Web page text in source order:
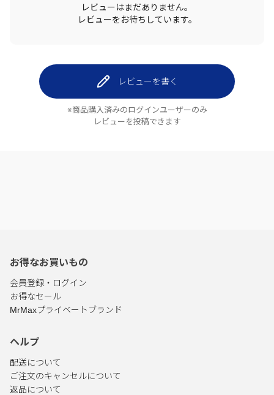
レビューはまだありません。
レビューをお待ちしています。
レビューを書く
※商品購入済みのログインユーザーのみ
レビューを投稿できます
お得なお買いもの
会員登録・ログイン
お得なセール
MrMaxプライベートブランド
ヘルプ
配送について
ご注文のキャンセルについて
返品について